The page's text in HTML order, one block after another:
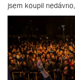
jsem koupil